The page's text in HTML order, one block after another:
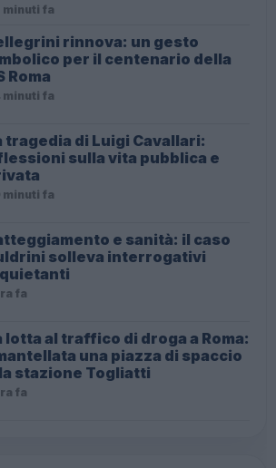
minuti fa
rinnova: un gesto
per il centenario della
Roma
minuti fa
tragedia di Luigi Cavallari:
sulla vita pubblica e
minuti fa
e sanità: il caso
solleva interrogativi
fa
lotta al traffico di droga a Roma:
una piazza di spaccio
stazione Togliatti
fa